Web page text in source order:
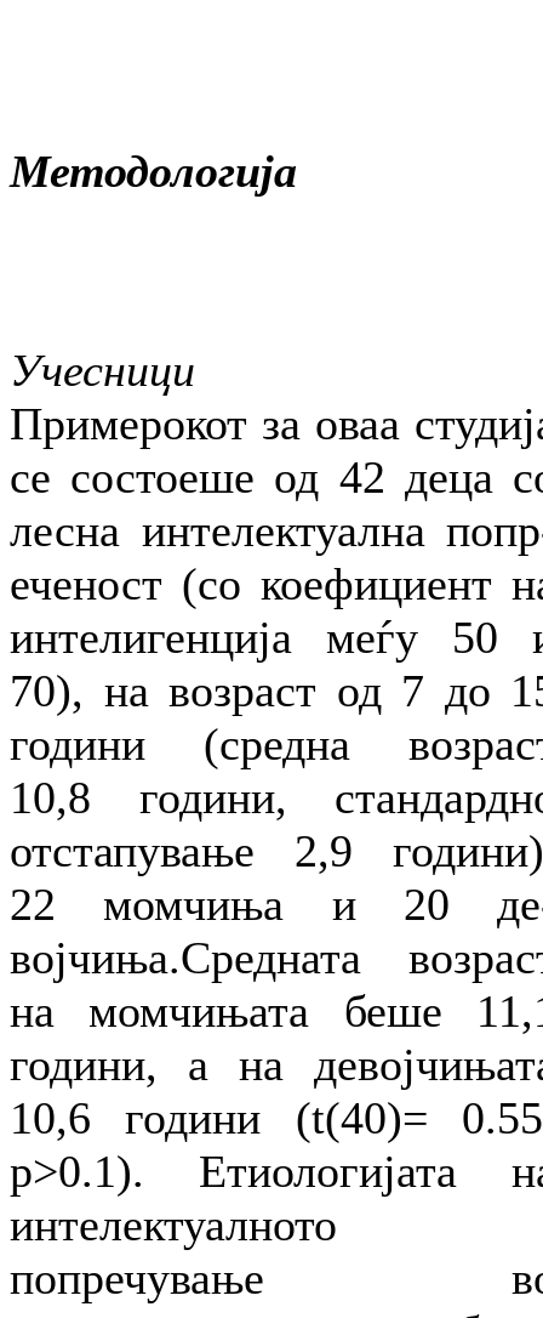
Методологија
Учесници
Примерокот за оваа
се состоеше од 42 деца
лесна интелектуална
еченост (со коефициент
интелигенција меѓу 50
70), на возраст од 7 до
години (средна
10,8 години,
отстапување 2,9
22 момчиња и 20
војчиња.Средната
на момчињата беше
години, а на
10,6 години (t(40)=
p>0.1). Етиологијата
интелектуалното
попречување